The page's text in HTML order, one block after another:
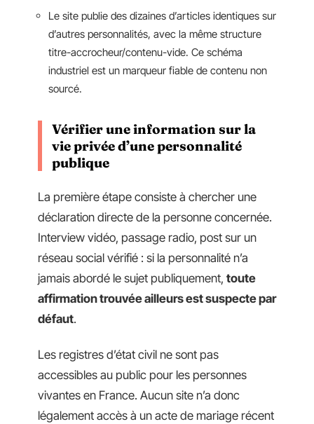
Le site publie des dizaines d’articles identiques sur
d’autres personnalités, avec la même structure
titre-accrocheur/contenu-vide. Ce schéma
industriel est un marqueur fiable de contenu non
sourcé.
Vérifier une information sur la
vie privée d’une personnalité
publique
La première étape consiste à chercher une
déclaration directe de la personne concernée.
Interview vidéo, passage radio, post sur un
réseau social vérifié : si la personnalité n’a
jamais abordé le sujet publiquement, toute
affirmation trouvée ailleurs est suspecte par
défaut.
Les registres d’état civil ne sont pas
accessibles au public pour les personnes
vivantes en France. Aucun site n’a donc
légalement accès à un acte de mariage récent